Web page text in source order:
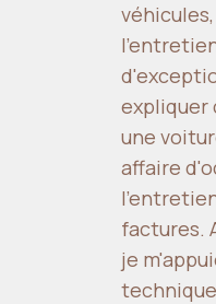
expliquer
une
affaire
factures.
je